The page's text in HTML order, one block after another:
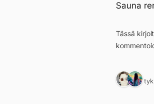
Sauna
Tässä
2